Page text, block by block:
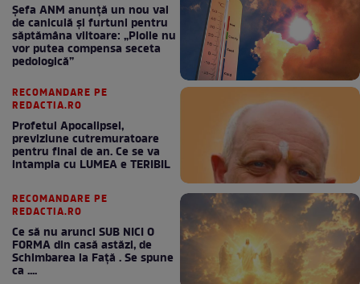
Șefa ANM anunță un nou val
de caniculă și furtuni pentru
săptămâna viitoare: „Ploile nu
vor putea compensa seceta
pedologică”
RECOMANDARE PE
REDACTIA.RO
Profetul Apocalipsei,
previziune cutremuratoare
pentru final de an. Ce se va
intampla cu LUMEA e TERIBIL
RECOMANDARE PE
REDACTIA.RO
Ce să nu arunci SUB NICI O
FORMA din casă astăzi, de
Schimbarea la Față . Se spune
ca ....